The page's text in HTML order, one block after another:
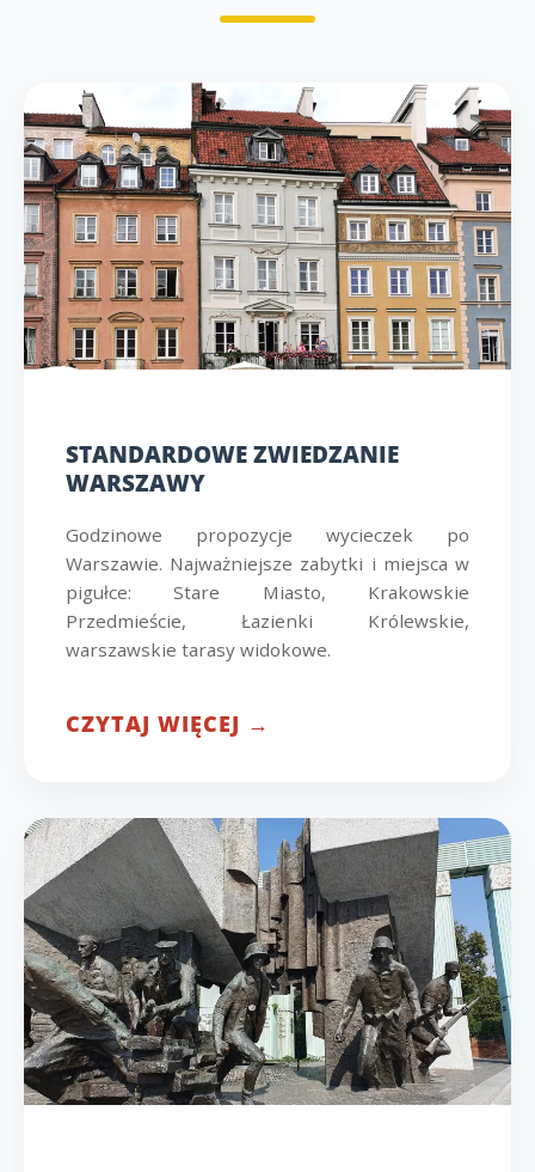
STANDARDOWE ZWIEDZANIE
WARSZAWY
Godzinowe propozycje wycieczek po
Warszawie. Najważniejsze zabytki i miejsca w
pigułce: Stare Miasto, Krakowskie
Przedmieście, Łazienki Królewskie,
warszawskie tarasy widokowe.
CZYTAJ WIĘCEJ →